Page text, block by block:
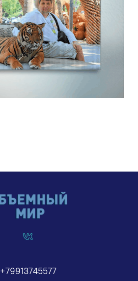
+79913745577